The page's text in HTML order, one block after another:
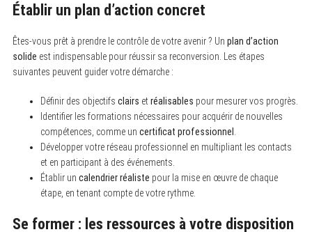
Établir un plan d’action concret
Êtes-vous prêt à prendre le contrôle de votre avenir ? Un plan d’action
solide est indispensable pour réussir sa reconversion. Les étapes
suivantes peuvent guider votre démarche :
Définir des objectifs clairs etréalisables pour mesurer vos progrès.
Identifier les formations nécessaires pour acquérir de nouvelles
compétences, comme un certificat professionnel
Développer votre réseau professionnel en multipliant les contacts
et en participant à des événements.
Établir un calendrier réaliste pour la mise en œuvre de chaque
étape, en tenant compte de votre rythme.
Se former : les ressources à votre disposition